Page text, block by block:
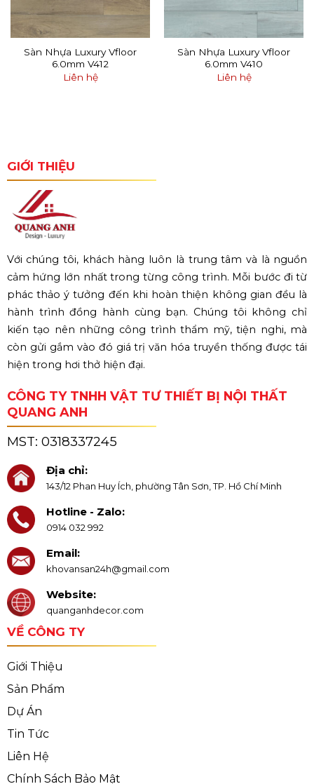
Sàn Nhựa Luxury Vfloor
6.0mm V412
Liên hệ
Sàn Nhựa Luxury Vfloor
6.0mm V410
Liên hệ
GIỚI THIỆU
Với chúng tôi, khách hàng luôn là trung tâm và là nguồn
cảm hứng lớn nhất trong từng công trình. Mỗi bước đi từ
phác thảo ý tưởng đến khi hoàn thiện không gian đều là
hành trình đồng hành cùng bạn. Chúng tôi không chỉ
kiến tạo nên những công trình thẩm mỹ, tiện nghi, mà
còn gửi gắm vào đó giá trị văn hóa truyền thống được tái
hiện trong hơi thở hiện đại.
CÔNG TY TNHH VẬT TƯ THIẾT BỊ NỘI THẤT
QUANG ANH
MST: 0318337245
Địa chỉ:
143/12 Phan Huy Ích, phường Tân Sơn, TP. Hồ Chí Minh
Hotline - Zalo:
0914 032 992
Email:
khovansan24h@gmail.com
Website:
quanganhdecor.com
VỀ CÔNG TY
Giới Thiệu
Sản Phẩm
Dự Án
Tin Tức
Liên Hệ
Chính Sách Bảo Mật